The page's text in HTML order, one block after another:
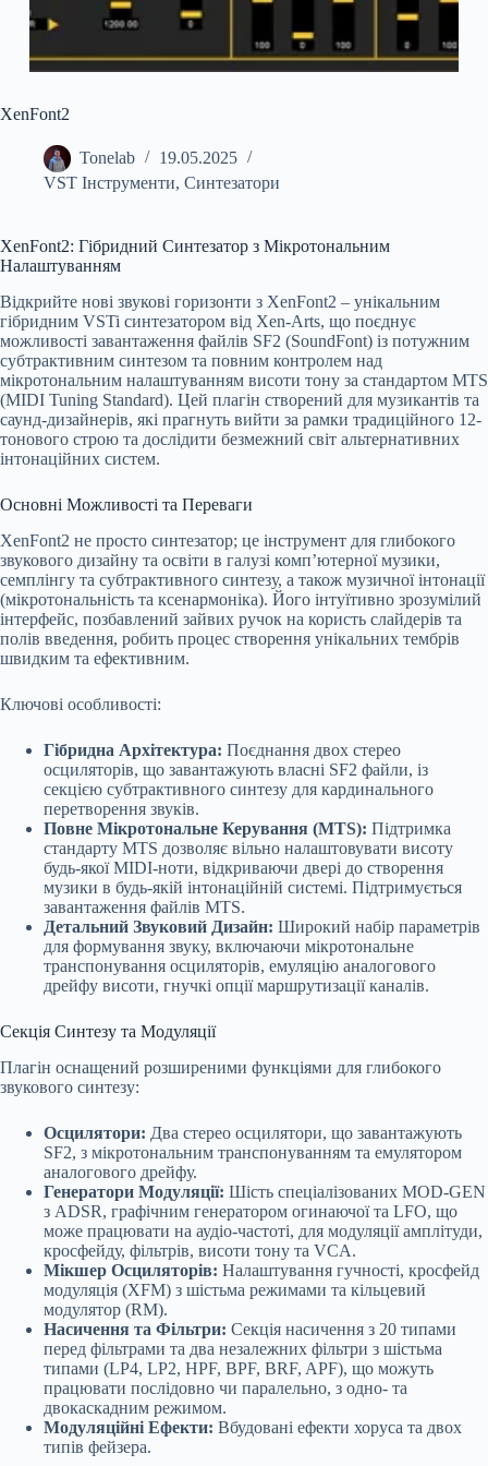
XenFont2
Tonelab
19.05.2025
VST Інструменти, Синтезатори
XenFont2: Гібридний Синтезатор з Мікротональним
Налаштуванням
Відкрийте нові звукові горизонти з XenFont2 – унікальним
гібридним VSTi синтезатором від Xen-Arts, що поєднує
можливості завантаження файлів SF2 (SoundFont) із потужним
субтрактивним синтезом та повним контролем над
мікротональним налаштуванням висоти тону за стандартом MTS
(MIDI Tuning Standard). Цей плагін створений для музикантів та
саунд-дизайнерів, які прагнуть вийти за рамки традиційного 12-
тонового строю та дослідити безмежний світ альтернативних
інтонаційних систем.
Основні Можливості та Переваги
XenFont2 не просто синтезатор; це інструмент для глибокого
звукового дизайну та освіти в галузі комп’ютерної музики,
семплінгу та субтрактивного синтезу, а також музичної інтонації
(мікротональність та ксенармоніка). Його інтуїтивно зрозумілий
інтерфейс, позбавлений зайвих ручок на користь слайдерів та
полів введення, робить процес створення унікальних тембрів
швидким та ефективним.
Ключові особливості:
Гібридна Архітектура: Поєднання двох стерео
осциляторів, що завантажують власні SF2 файли, із
секцією субтрактивного синтезу для кардинального
перетворення звуків.
Повне Мікротональне Керування (MTS): Підтримка
стандарту MTS дозволяє вільно налаштовувати висоту
будь-якої MIDI-ноти, відкриваючи двері до створення
музики в будь-якій інтонаційній системі. Підтримується
завантаження файлів MTS.
Детальний Звуковий Дизайн: Широкий набір параметрів
для формування звуку, включаючи мікротональне
транспонування осциляторів, емуляцію аналогового
дрейфу висоти, гнучкі опції маршрутизації каналів.
Секція Синтезу та Модуляції
Плагін оснащений розширеними функціями для глибокого
звукового синтезу:
Осцилятори: Два стерео осцилятори, що завантажують
SF2, з мікротональним транспонуванням та емулятором
аналогового дрейфу.
Генератори Модуляції: Шість спеціалізованих MOD-GEN
з ADSR, графічним генератором огинаючої та LFO, що
може працювати на аудіо-частоті, для модуляції амплітуди,
кросфейду, фільтрів, висоти тону та VCA.
Мікшер Осциляторів: Налаштування гучності, кросфейд
модуляція (XFM) з шістьма режимами та кільцевий
модулятор (RM).
Насичення та Фільтри: Секція насичення з 20 типами
перед фільтрами та два незалежних фільтри з шістьма
типами (LP4, LP2, HPF, BPF, BRF, APF), що можуть
працювати послідовно чи паралельно, з одно- та
двокаскадним режимом.
Модуляційні Ефекти: Вбудовані ефекти хоруса та двох
типів фейзера.